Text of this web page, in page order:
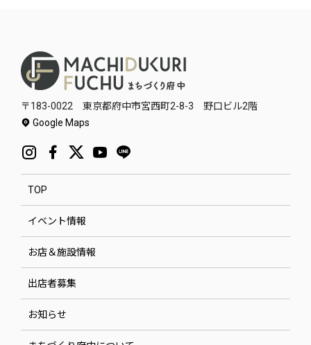
〒183-0022 東京都府中市宮西町2-8-3 野口ビル2階
Google Maps
TOP
イベント情報
お店＆施設情報
出店者募集
お知らせ